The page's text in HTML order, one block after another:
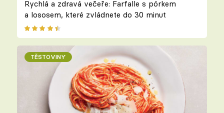
Rychlá a zdravá večeře: Farfalle s pórkem
a lososem, které zvládnete do 30 minut
TĚSTOVINY